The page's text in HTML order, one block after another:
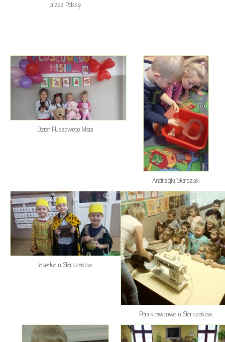
przez Polskę
Dzień Pluszowego Misia
Andrzejki Starszaki
Jasełka u Starszaków
Pani krawcowa u Starszaków